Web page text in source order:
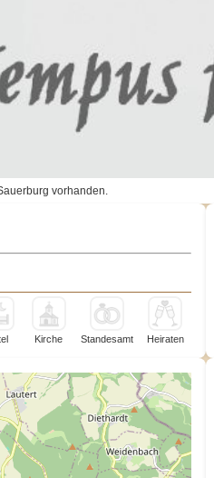
vorhanden.
Kirche Standesamt Heiraten